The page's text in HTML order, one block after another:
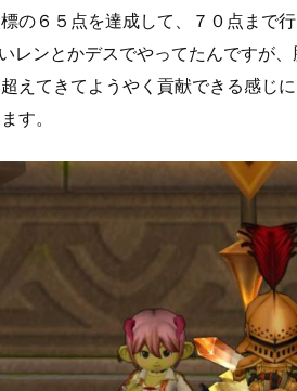
の６５点を達成して、７０点まで行
レンとかデスでやってたんですが
えてきてようやく貢献できる感じ
す。